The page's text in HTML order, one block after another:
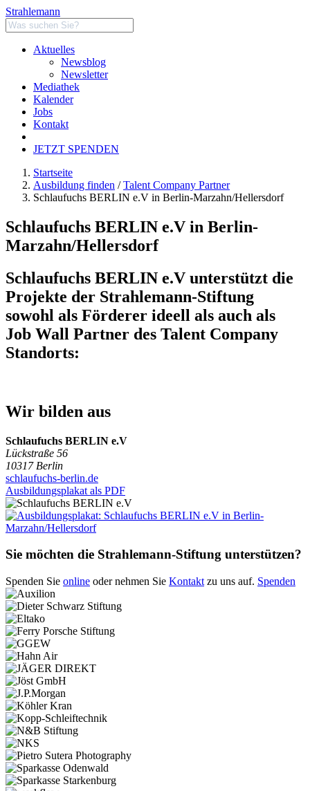
Strahlemann
Aktuelles
Newsblog
Newsletter
Mediathek
Kalender
Jobs
Kontakt
JETZT SPENDEN
Startseite
Ausbildung finden /Talent Company Partner
Schlaufuchs BERLIN e.V in Berlin-Marzahn/Hellersdorf
Schlaufuchs BERLIN e.V in Berlin-
Marzahn/Hellersdorf
Schlaufuchs BERLIN e.V unterstützt die
Projekte der Strahlemann-Stiftung
sowohl als Förderer ideell als auch als
Job Wall Partner des Talent Company
Standorts:
Wir bilden aus
Schlaufuchs BERLIN e.V
Lückstraße 56
10317 Berlin
schlaufuchs-berlin.de
Ausbildungsplakat als PDF
Sie möchten die Strahlemann-Stiftung unterstützen?
Spenden Sie online oder nehmen Sie Kontakt zu uns auf. Spenden